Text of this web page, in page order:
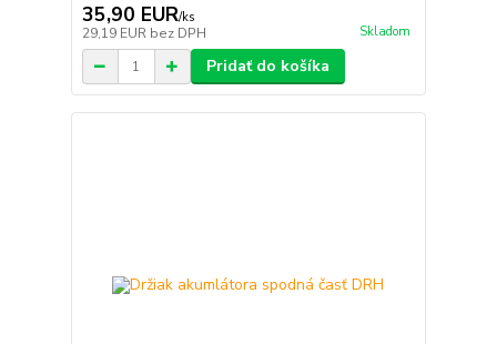
35,90 EUR/ks
29,19 EUR bez DPH Skladom
Pridať do košíka